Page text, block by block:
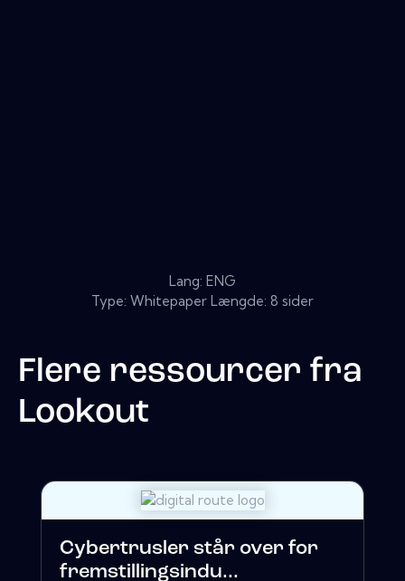
Lang: ENG
Type: Whitepaper Længde: 8 sider
Flere ressourcer fra
Lookout
Cybertrusler står over for
fremstillingsindu...